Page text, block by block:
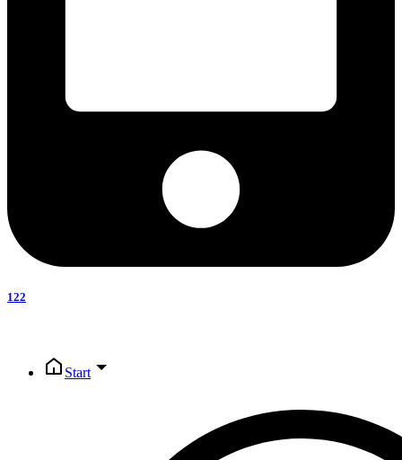
122
Start